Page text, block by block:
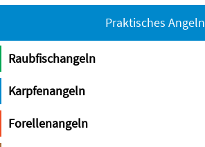
Praktisches Angeln
Raubfischangeln
Karpfenangeln
Forellenangeln